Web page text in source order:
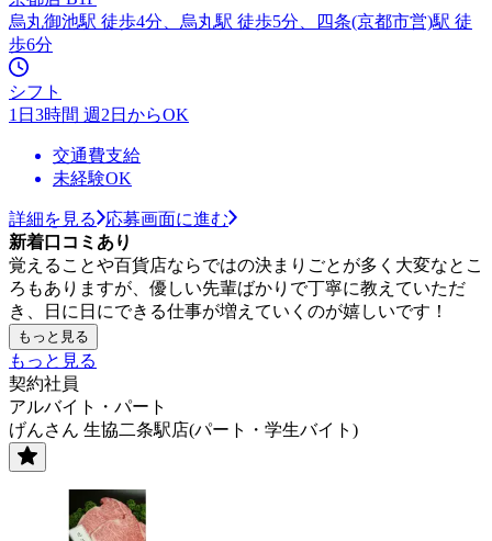
烏丸御池駅 徒歩4分、烏丸駅 徒歩5分、四条(京都市営)駅 徒
歩6分
シフト
1日3時間 週2日からOK
交通費支給
未経験OK
詳細を見る
応募画面に進む
新着口コミあり
覚えることや百貨店ならではの決まりごとが多く大変なとこ
ろもありますが、優しい先輩ばかりで丁寧に教えていただ
き、日に日にできる仕事が増えていくのが嬉しいです！
もっと見る
もっと見る
契約社員
アルバイト・パート
げんさん 生協二条駅店(パート・学生バイト)